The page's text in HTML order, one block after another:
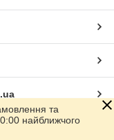
та
найближчого